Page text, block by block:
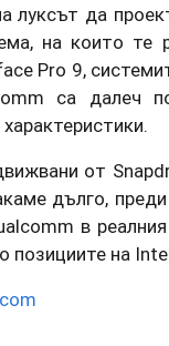
луксът да
на които
Pro 9,
са далеч
от
дълго,
в
позициите на